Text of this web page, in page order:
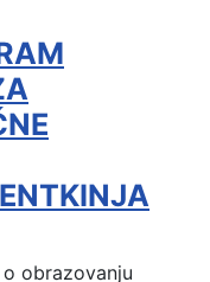
obrazovanju